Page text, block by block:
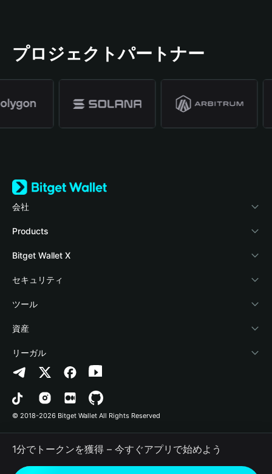
プロジェクトパートナー
会社
Bitget Walletについて
ブログ
アカデミー
暗号資産ニュース
Help Center
お問い合わせ
ブランドリソース
キャリア
Products
Crypto Card
Stablecoin Earn
Payfi Crypto
Crypto Swap API
Altcoin Season Index
Prediction Markets
DApp
RWA
Bitget Wallet X
デベロッパー
ウォレットを接続
Bitget Wallet Pay
プロジェクトを掲載
セキュリティ
保護基金
セキュリティ技術
ツール
暗号資産を購入
認証検出
コントラクト検出
一括送金
資産
Arbitrum
Avalanche
Bitcoin
Polygon
リーガル
プライバシーポリシー
利用規約
© 2018-2026 Bitget Wallet All Rights Reserved
1分でトークンを獲得 – 今すぐアプリで始めよう